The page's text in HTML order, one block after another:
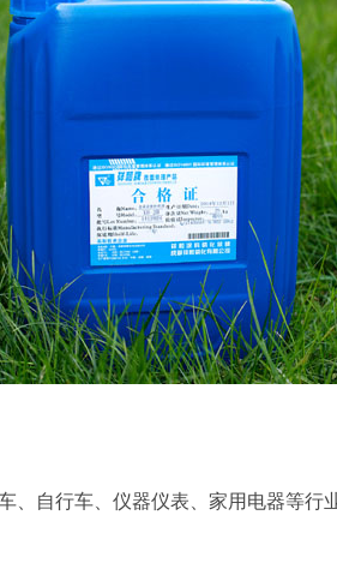
、自行车、仪器仪表、家用电器等